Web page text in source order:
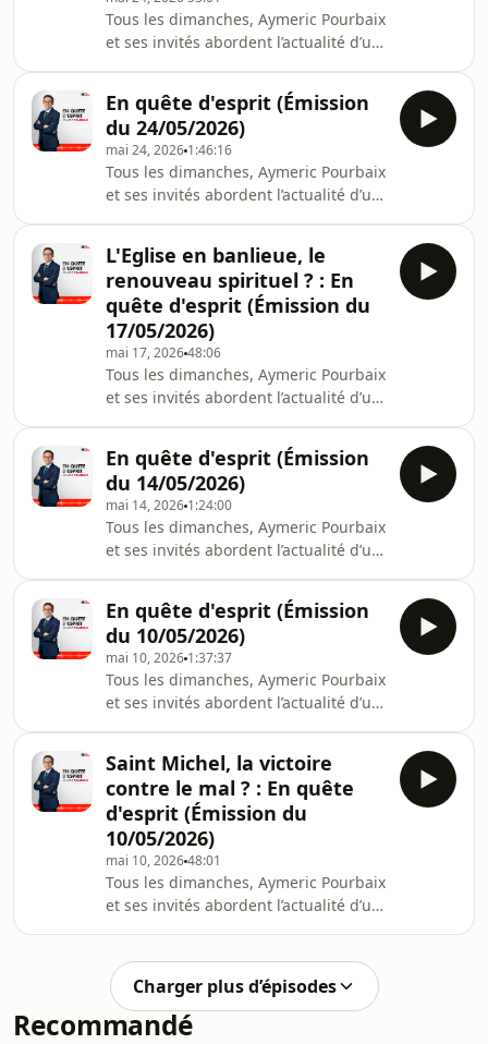
Tous les dimanches, Aymeric Pourbaix
et ses invités abordent l’actualité d’un
philosophique dans #EQE Hébergé
par Acast. Visitez acast.com/privacy
pour plus d'informations.
En quête d'esprit (Émission
du 24/05/2026)
mai 24, 2026 1:46:16
Tous les dimanches, Aymeric Pourbaix
et ses invités abordent l’actualité d’un
par Acast. Visitez acast.com/privacy
pour plus d'informations.
L'Eglise en banlieue, le
renouveau spirituel ? : En
quête d'esprit (Émission du
17/05/2026)
mai 17, 202648:06
Tous les dimanches, Aymeric Pourbaix
et ses invités abordent l’actualité d’un
philosophique dans #EQE Hébergé
par Acast. Visitez acast.com/privacy
pour plus d'informations.
En quête d'esprit (Émission
du 14/05/2026)
mai 14, 2026 1:24:00
Tous les dimanches, Aymeric Pourbaix
et ses invités abordent l’actualité d’un
philosophique dans #EQE Hébergé
par Acast. Visitez acast.com/privacy
pour plus d'informations.
En quête d'esprit (Émission
du 10/05/2026)
mai 10, 2026 1:37:37
Tous les dimanches, Aymeric Pourbaix
et ses invités abordent l’actualité d’un
par Acast. Visitez acast.com/privacy
pour plus d'informations.
Saint Michel, la victoire
contre le mal ? : En quête
d'esprit (Émission du
10/05/2026)
mai 10, 202648:01
Tous les dimanches, Aymeric Pourbaix
et ses invités abordent l’actualité d’un
par Acast. Visitez acast.com/privacy
pour plus d'informations.
Charger plus d’épisodes
Recommandé